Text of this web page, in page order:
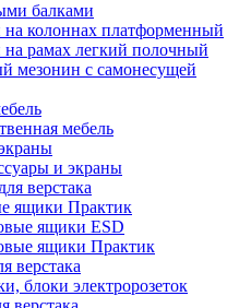
балками
колоннах платформенный
рамах легкий полочный
мезонин с самонесущей
мебель
и экраны
верстака
ящики Практик
ящики ESD
ящики Практик
верстака
блоки электророзеток